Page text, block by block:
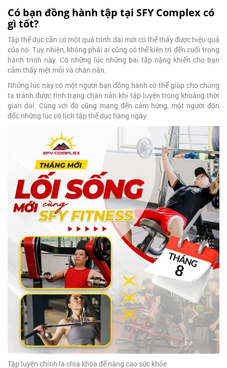
Có bạn đồng hành tập tại SFY Complex có
gì tốt?
Tập thể dục cần có một quá trình dài mới có thể thấy được hiệu quả
của nó. Tuy nhiên, không phải ai cũng có thể kiên trì đến cuối trong
hành trình này. Có những lúc những bài tập nặng khiến cho bạn
cảm thấy mệt mỏi và chán nản.
Những lúc này có một người bạn đồng hành có thể giúp cho chúng
ta tránh được tình trạng chán nản khi tập luyện trong khoảng thời
gian dài. Cùng với đó cũng mang đến cảm hứng, một người đôn
đốc những lúc có lịch tập thể dục hàng ngày.
Tập luyện chính là chìa khóa để nâng cao sức khỏe